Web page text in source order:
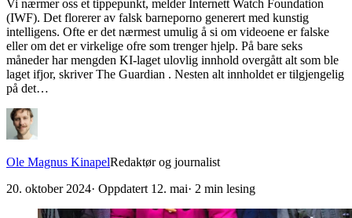
Vi nærmer oss et tippepunkt, melder Internett Watch Foundation
(IWF). Det florerer av falsk barneporno generert med kunstig
intelligens. Ofte er det nærmest umulig å si om videoene er falske
eller om det er virkelige ofre som trenger hjelp. På bare seks
måneder har mengden KI-laget ulovlig innhold overgått alt som ble
laget ifjor, skriver The Guardian . Nesten alt innholdet er tilgjengelig
på det…
Ole Magnus KinapelRedaktør og journalist
20. oktober 2024· Oppdatert 12. mai· 2 min lesing